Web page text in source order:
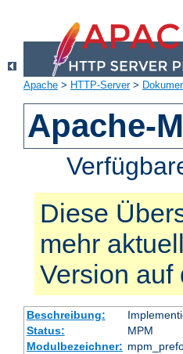
Apache > HTTP-Server>
Apache-
Diese
mehr
Version auf
Beschreibung:
Status:
MPM
Modulbezeichner: